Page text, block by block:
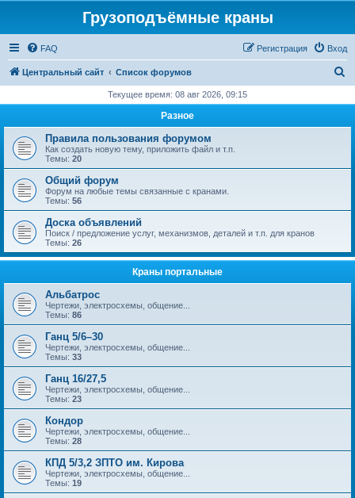
Грузоподъёмные краны
FAQ Вход
Регистрация
Центральный сайт Список форумов
с
Текущее время: 08 авг 2026, 09:15
Разное
Правила пользования форумом
Как создать новую тему, приложить файл и т.п.
Темы: 20
Общий форум
Форум на любые темы связанные с кранами.
Темы: 56
Доска объявлений
Поиск / предложение услуг, механизмов, деталей и т.п. для кранов
Темы: 26
Краны портальные
Альбатрос
Чертежи, электросхемы, общение...
Темы: 86
Ганц 5/6–30
Чертежи, электросхемы, общение...
Темы: 33
Ганц 16/27,5
Чертежи, электросхемы, общение...
Темы: 23
Кондор
Чертежи, электросхемы, общение...
Темы: 28
КПД 5/3,2 ЗПТО им. Кирова
Чертежи, электросхемы, общение...
Темы: 19